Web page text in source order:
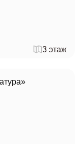
3 этаж